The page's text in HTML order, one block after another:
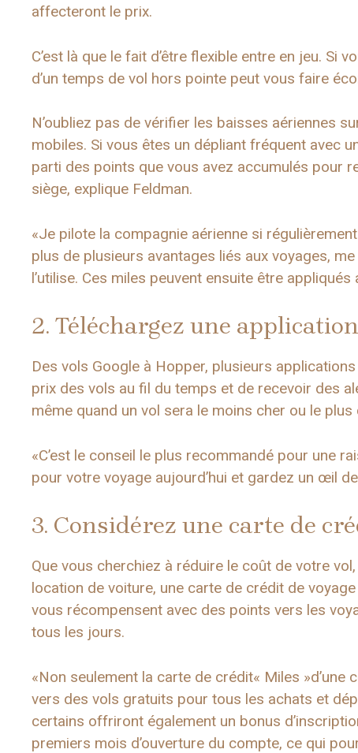
affecteront le prix.
C’est là que le fait d’être flexible entre en jeu. Si
d’un temps de vol hors pointe peut vous faire
N’oubliez pas de vérifier les baisses aériennes
mobiles. Si vous êtes un dépliant fréquent avec
parti des points que vous avez accumulés pour
siège, explique Feldman.
«Je pilote la compagnie aérienne si
plus de plusieurs avantages liés aux voyages,
l’utilise. Ces miles peuvent ensuite être
2. Téléchargez une
Des vols Google à Hopper, plusieurs
prix des vols au fil du temps et de recevoir des
même quand un vol sera le moins cher ou le plus
«C’est le conseil le plus recommandé pour une
pour votre voyage aujourd’hui et gardez un œil
3. Considérez une carte de
Que vous cherchiez à réduire le coût de votre
location de voiture, une carte de crédit de
vous récompensent avec des points vers les
tous les jours.
«Non seulement la carte de crédit« Miles
vers des vols gratuits pour tous les achats et
certains offriront également un bonus
premiers mois d’ouverture du compte, ce qui